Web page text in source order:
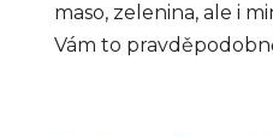
maso, zelenina, ale i
Vám to